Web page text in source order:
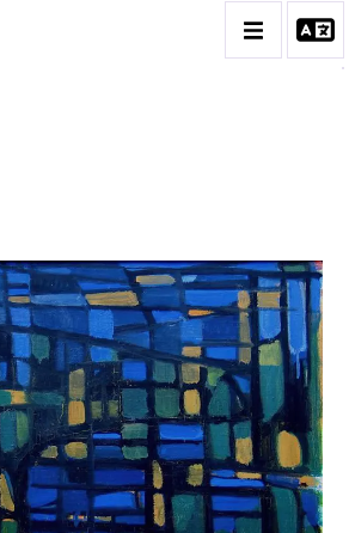
DES OEUVRES
1 : LES PEINTURES
2 : LES GOUACHES
DE COULEUR ET FUSAINS
CONTACT